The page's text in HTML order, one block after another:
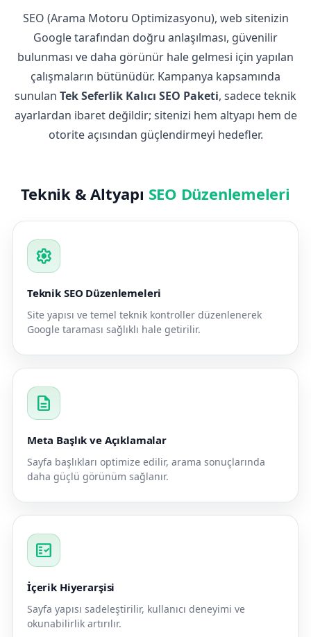
SEO (Arama Motoru Optimizasyonu), web sitenizin
Google tarafından doğru anlaşılması, güvenilir
bulunması ve daha görünür hale gelmesi için yapılan
çalışmaların bütünüdür. Kampanya kapsamında
sunulan Tek Seferlik Kalıcı SEO Paketi, sadece teknik
ayarlardan ibaret değildir; sitenizi hem altyapı hem de
otorite açısından güçlendirmeyi hedefler.
Teknik & Altyapı SEO Düzenlemeleri
settings
Teknik SEO Düzenlemeleri
Site yapısı ve temel teknik kontroller düzenlenerek
Google taraması sağlıklı hale getirilir.
description
Meta Başlık ve Açıklamalar
Sayfa başlıkları optimize edilir, arama sonuçlarında
daha güçlü görünüm sağlanır.
fact_check
İçerik Hiyerarşisi
Sayfa yapısı sadeleştirilir, kullanıcı deneyimi ve
okunabilirlik artırılır.